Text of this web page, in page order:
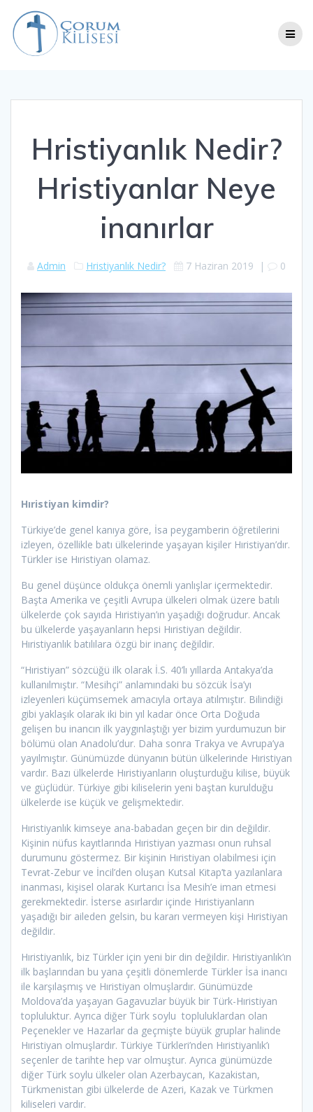
Hristiyanlık Nedir?
Hristiyanlar Neye
inanırlar
Admin Hristiyanlık Nedir? 7 Haziran 2019 | 0
Hıristiyan kimdir?
Türkiye’de genel kanıya göre, İsa peygamberin öğretilerini
izleyen, özellikle batı ülkelerinde yaşayan kişiler Hıristiyan’dır.
Türkler ise Hıristiyan olamaz.
Bu genel düşünce oldukça önemli yanlışlar içermektedir.
Başta Amerika ve çeşitli Avrupa ülkeleri olmak üzere batılı
ülkelerde çok sayıda Hıristiyan’ın yaşadığı doğrudur. Ancak
bu ülkelerde yaşayanların hepsi Hıristiyan değildir.
Hıristiyanlık batılılara özgü bir inanç değildir.
“Hıristiyan” sözcüğü ilk olarak İ.S. 40’lı yıllarda Antakya’da
kullanılmıştır. “Mesihçi” anlamındaki bu sözcük İsa’yı
izleyenleri küçümsemek amacıyla ortaya atılmıştır. Bilindiği
gibi yaklaşık olarak iki bin yıl kadar önce Orta Doğuda
gelişen bu inancın ilk yaygınlaştığı yer bizim yurdumuzun bir
bölümü olan Anadolu’dur. Daha sonra Trakya ve Avrupa’ya
yayılmıştır. Günümüzde dünyanın bütün ülkelerinde Hıristiyan
vardır. Bazı ülkelerde Hıristiyanların oluşturduğu kilise, büyük
ve güçlüdür. Türkiye gibi kiliselerin yeni baştan kurulduğu
ülkelerde ise küçük ve gelişmektedir.
Hıristiyanlık kimseye ana-babadan geçen bir din değildir.
Kişinin nüfus kayıtlarında Hıristiyan yazması onun ruhsal
durumunu göstermez. Bir kişinin Hıristiyan olabilmesi için
Tevrat-Zebur ve İncil’den oluşan Kutsal Kitap’ta yazılanlara
inanması, kişisel olarak Kurtarıcı İsa Mesih’e iman etmesi
gerekmektedir. İsterse asırlardır içinde Hıristiyanların
yaşadığı bir aileden gelsin, bu kararı vermeyen kişi Hıristiyan
değildir.
Hıristiyanlık, biz Türkler için yeni bir din değildir. Hıristiyanlık’ın
ilk başlarından bu yana çeşitli dönemlerde Türkler İsa inancı
ile karşılaşmış ve Hıristiyan olmuşlardır. Günümüzde
Moldova’da yaşayan Gagavuzlar büyük bir Türk-Hıristiyan
topluluktur. Ayrıca diğer Türk soylu topluluklardan olan
Peçenekler ve Hazarlar da geçmişte büyük gruplar halinde
Hıristiyan olmuşlardır. Türkiye Türkleri’nden Hıristiyanlık’ı
seçenler de tarihte hep var olmuştur. Ayrıca günümüzde
diğer Türk soylu ülkeler olan Azerbaycan, Kazakistan,
Türkmenistan gibi ülkelerde de Azeri, Kazak ve Türkmen
kiliseleri vardır.